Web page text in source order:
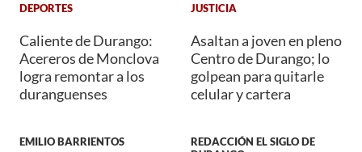
DEPORTES
Caliente de Durango:
Acereros de Monclova
logra remontar a los
duranguenses
EMILIO BARRIENTOS
JUSTICIA
Asaltan a joven en pleno
Centro de Durango; lo
golpean para quitarle
celular y cartera
REDACCIÓN EL SIGLO DE